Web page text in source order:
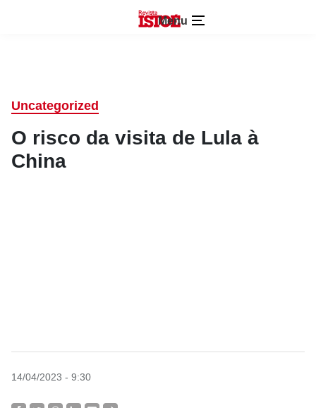
Menu
Uncategorized
O risco da visita de Lula à
China
14/04/2023 - 9:30